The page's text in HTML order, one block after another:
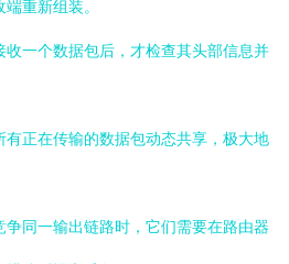
重新组装。
收一个数据包后，才检查其头部信息并
有正在传输的数据包动态共享，极大地
争同一输出链路时，它们需要在路由器